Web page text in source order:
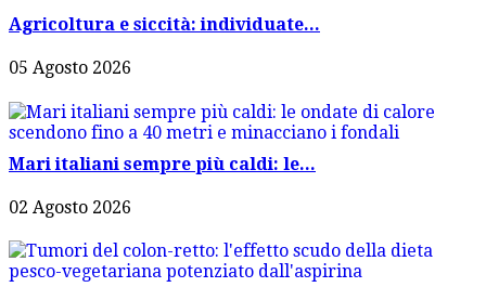
Agricoltura e siccità: individuate...
05 Agosto 2026
Mari italiani sempre più caldi: le...
02 Agosto 2026